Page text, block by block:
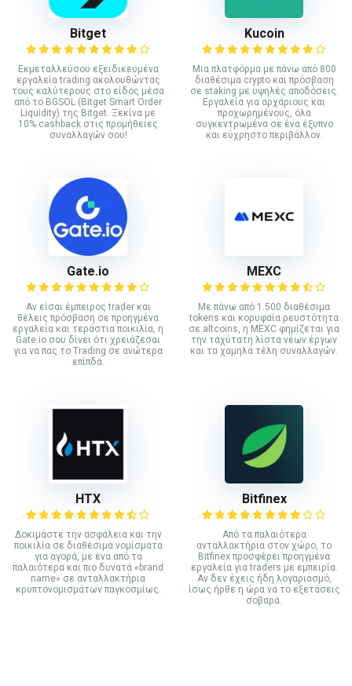
Bitget
Εκμεταλλεύσου εξειδικευμένα
εργαλεία trading ακολουθώντας
τους καλύτερους στο είδος μέσα
από το BGSOL (Bitget Smart Order
Liquidity) της Bitget. Ξεκίνα με
10% cashback στις προμήθειες
συναλλαγών σου!
Kucoin
Mια πλατφόρμα με πάνω από 800
διαθέσιμα crypto και πρόσβαση
σε staking με υψηλές αποδόσεις.
Εργαλεία για αρχάριους και
προχωρημένους, όλα
συγκεντρωμένα σε ένα έξυπνο
και εύχρηστο περιβάλλον.
Gate.io
Αν είσαι έμπειρος trader και
θέλεις πρόσβαση σε προηγμένα
εργαλεία και τεράστια ποικιλία, η
Gate.io σου δίνει ότι χρειάζεσαι
για να πας το Trading σε ανώτερα
επίπδα.
MEXC
Με πάνω από 1.500 διαθέσιμα
tokens και κορυφαία ρευστότητα
σε altcoins, η MEXC φημίζεται για
την ταχύτατη λίστα νέων έργων
και τα χαμηλά τέλη συναλλαγών.
HTX
Δοκιμάστε την ασφάλεια και την
ποικιλία σε διαθέσιμα νομίσματα
για αγορά, με ένα από τα
παλαιότερα και πιο δυνατά «brand
name» σε ανταλλακτήρια
κρυπτονομισμάτων παγκοσμίως.
Bitfinex
Από τα παλαιότερα
ανταλλακτήρια στον χώρο, το
Bitfinex προσφέρει προηγμένα
εργαλεία για traders με εμπειρία.
Αν δεν έχεις ήδη λογαριασμό,
ίσως ήρθε η ώρα να το εξετάσεις
σοβαρά.